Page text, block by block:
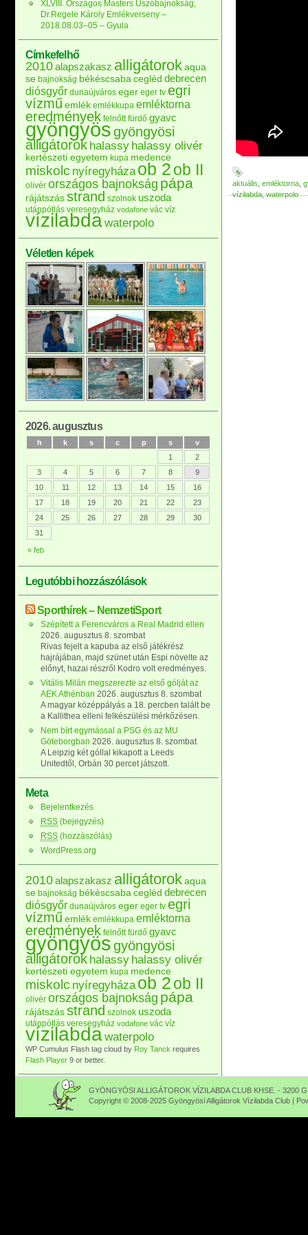
aktuális emléktorna
vízilabda,waterpolo
XLVIII. Országos Masters Úszóbajnokság,
Dr.Regele Károly Emlékverseny –
2018.08.03–05 – Gyula
Címkefelhő
2010alapszakasz alligátorokaqua
se bajnokság békéscsaba cegléd debrecen
diósgyőr dunaújváros eger eger tv egri
vízműemlék emlékkupa emléktorna
eredmények felnőtt fürdő gyavc
gyöngyösgyöngyösi
alligátorok halassy halassy olivér
kertészeti egyetem kupa medence
miskolc nyíregyháza ob 2ob II
olivér országos bajnokság pápa
rájátszás strand szolnok uszoda
utánpótlás veresegyház vodafone vác víz
vízilabdawaterpolo
Véletlen képek
2026. augusztus
h k s c p s v
« feb
1
2
3
4 5 6 7 8
9
10
11 12 13 14 15
16
17
18 19 20 21 22
23
24
25 26 27 28 29
30
31
Legutóbbi hozzászólások
Sporthírek – NemzetiSport
Szépített a Ferencváros a Real Madrid ellen
2026. augusztus 8. szombat
Rivas fejelt a kapuba az első játékrész
hajrájában, majd szünet után Espi növelte az
előnyt, hazai részről Kodro volt eredményes.
Vitális Milán megszerezte az első gólját az
AEK Athénban 2026. augusztus 8. szombat
A magyar középpályás a 18. percben talált be
a Kallithea elleni felkészülési mérkőzésen.
Nem bírt egymással a PSG és az MU
Göteborgban 2026. augusztus 8. szombat
A Leipzig két góllal kikapott a Leeds
Unitedtől, Orbán 30 percet játszott.
Meta
Bejelentkezés
RSS (bejegyzés)
RSS (hozzászólás)
WordPress.org
2010alapszakasz alligátorokaqua
se bajnokság békéscsaba cegléd debrecen
diósgyőr dunaújváros eger eger tv egri
vízműemlék emlékkupa emléktorna
eredmények felnőtt fürdő gyavc
gyöngyösgyöngyösi
alligátorok halassy halassy olivér
kertészeti egyetem kupa medence
miskolc nyíregyháza ob 2ob II
olivér országos bajnokság pápa
rájátszás strand szolnok uszoda
utánpótlás veresegyház vodafone vác víz
vízilabdawaterpolo
WP Cumulus Flash tag cloud by Roy Tanck requires
Flash Player 9 or better.
GYÖNGYÖSI ALLIGÁTOROK VÍZILABDA CLUB KHSE. - 3200
Copyright © 2008-2025 Gyöngyösi Alligátorok Vízilabda Club |